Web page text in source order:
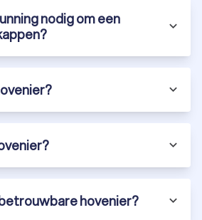
nodig om een
hovenier?